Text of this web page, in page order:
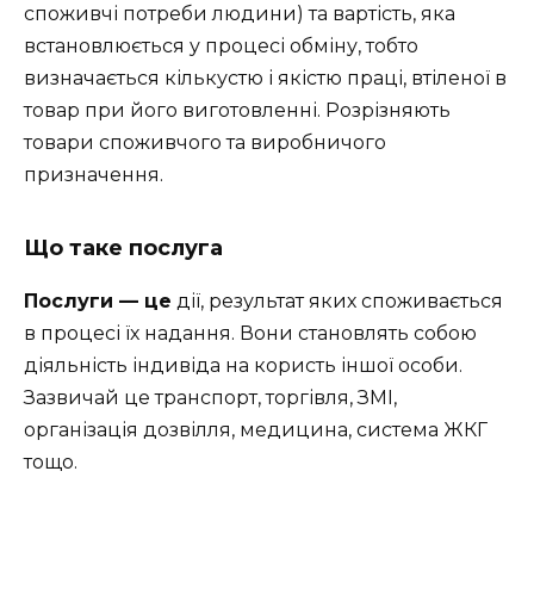
споживчі потреби людини) та вартість, яка
встановлюється у процесі обміну, тобто
визначається кількустю і якістю праці, втіленої в
товар при його виготовленні. Розрізняють
товари споживчого та виробничого
призначення.
Що таке послуга
Послуги — це дії, результат яких споживається
в процесі їх надання. Вони становлять собою
діяльність індивіда на користь іншої особи.
Зазвичай це транспорт, торгівля, ЗМІ,
організація дозвілля, медицина, система ЖКГ
тощо.